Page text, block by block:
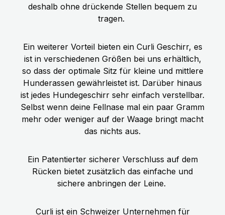
deshalb ohne drückende Stellen bequem zu
tragen.
Ein weiterer Vorteil bieten ein Curli Geschirr, es
ist in verschiedenen Größen bei uns erhältlich,
so dass der optimale Sitz für kleine und mittlere
Hunderassen gewährleistet ist. Darüber hinaus
ist jedes Hundegeschirr sehr einfach verstellbar.
Selbst wenn deine Fellnase mal ein paar Gramm
mehr oder weniger auf der Waage bringt macht
das nichts aus.
Ein Patentierter sicherer Verschluss auf dem
Rücken bietet zusätzlich das einfache und
sichere anbringen der Leine.
Curli ist ein Schweizer Unternehmen für